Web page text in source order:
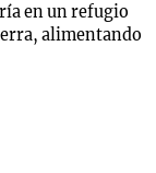
en un refugio
alimentando